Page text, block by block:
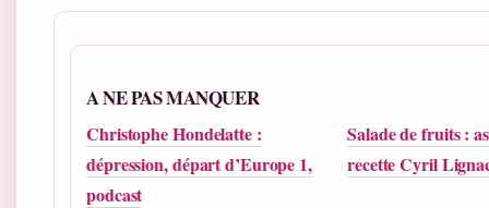
A NE PAS MANQUER
Christophe Hondelatte :
dépression, départ d’Europe 1,
podcast
Salade de fruits :
recette Cyril